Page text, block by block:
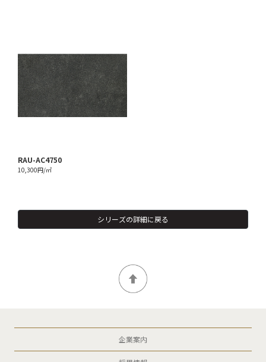
RAU-AC4750
10,300円/㎡
シリーズの詳細に戻る
企業案内